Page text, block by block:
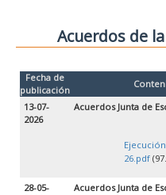
Acuerdos de
Fecha de
publicación
13-07-
2026
Acuerdos Junta de
26.pdf
28-05-
Acuerdos Junta de